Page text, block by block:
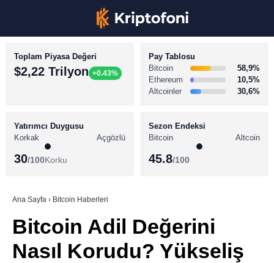
Youtube
TikTok
BİTCOİN HABERLERİ
ALTCOİN HABERLERİ
SÖZLÜK
Toplam Piyasa Değeri
$2,22 Trilyon +0.43%
Pay Tablosu
Bitcoin
58,9%
Ethereum
10,5%
Altcoinler
30,6%
Yatırımcı Duygusu
Korkak
Açgözlü
30/100Korku
Sezon Endeksi
Bitcoin
Altcoin
45.8/100
Ana Sayfa › Bitcoin Haberleri
Bitcoin Adil Değerini
Nasıl Korudu? Yükseliş